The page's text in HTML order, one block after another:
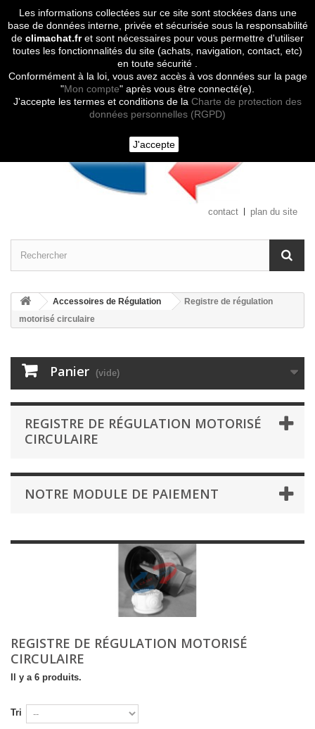
Les informations collectées sur ce site sont stockées dans une
base de données interne, privée et sécurisée sous la responsabilité
de climachat.fret sont nécessaires pour vous permettre d'utiliser
toutes les fonctionnalités du site (achats, navigation, contact, etc)
en toute sécurité .
Conformément à la loi, vous avez accès à vos données sur la page
"Mon compte" après vous être connecté(e).
J'accepte les termes et conditions de la Charte de protection des
données personnelles (RGPD)
J'accepte
Contactez-nous
contact plan du site
Accessoires de Régulation
Registre de régulation
motorisé circulaire
Panier (vide)
REGISTRE DE RÉGULATION MOTORISÉ
CIRCULAIRE
NOTRE MODULE DE PAIEMENT
REGISTRE DE RÉGULATION MOTORISÉ
CIRCULAIRE
Il y a 6 produits.
Tri